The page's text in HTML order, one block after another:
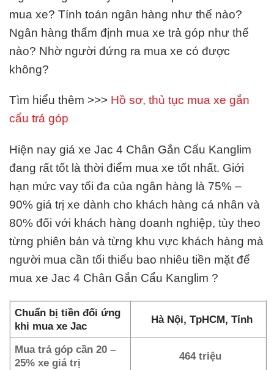
mua xe? Tính toán ngân hàng như thế nào?
Ngân hàng thẩm định mua xe trả góp như thế
nào? Nhờ người đứng ra mua xe có được
không?
Tìm hiểu thêm >>> Hồ sơ, thủ tục mua xe gắn
cẩu trả góp
Hiện nay giá xe Jac 4 Chân Gắn Cẩu Kanglim
đang rất tốt là thời điểm mua xe tốt nhất. Giới
hạn mức vay tối đa của ngân hàng là 75% –
90% giá trị xe dành cho khách hàng cá nhân và
80% đối với khách hàng doanh nghiệp, tùy theo
từng phiên bản và từng khu vực khách hàng mà
người mua cần tối thiểu bao nhiêu tiền mặt để
mua xe Jac 4 Chân Gắn Cẩu Kanglim ?
Chuẩn bị tiền đối ứng
khi mua xe Jac
Hà Nội, TpHCM, Tỉnh
Mua trả góp cần 20 –
25% xe giá trị
464 triệu